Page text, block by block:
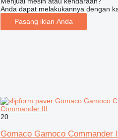
Anda dapat melakukannya dengan
Pasang iklan Anda
Commander III
20
Gomaco Gamoco Commander